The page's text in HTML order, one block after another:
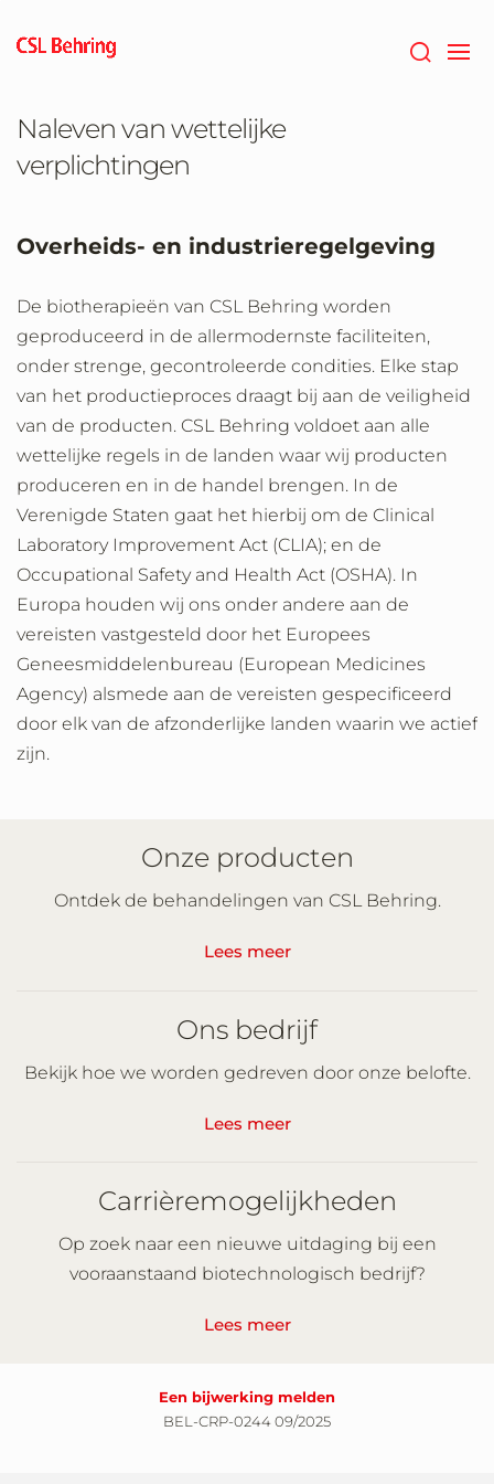
hoofdcontent
gaan
Naleven van wettelijke
verplichtingen
Overheids- en industrieregelgeving
De biotherapieën van CSL Behring worden
geproduceerd in de allermodernste faciliteiten,
onder strenge, gecontroleerde condities. Elke stap
van het productieproces draagt bij aan de veiligheid
van de producten. CSL Behring voldoet aan alle
wettelijke regels in de landen waar wij producten
produceren en in de handel brengen. In de
Verenigde Staten gaat het hierbij om de Clinical
Laboratory Improvement Act (CLIA); en de
Occupational Safety and Health Act (OSHA). In
Europa houden wij ons onder andere aan de
vereisten vastgesteld door het Europees
Geneesmiddelenbureau (European Medicines
Agency) alsmede aan de vereisten gespecificeerd
door elk van de afzonderlijke landen waarin we actief
zijn.
Onze producten
Ontdek de behandelingen van CSL Behring.
Lees meer
Ons bedrijf
Bekijk hoe we worden gedreven door onze belofte.
Lees meer
Carrièremogelijkheden
Op zoek naar een nieuwe uitdaging bij een
vooraanstaand biotechnologisch bedrijf?
Lees meer
Een bijwerking melden
BEL-CRP-0244 09/2025